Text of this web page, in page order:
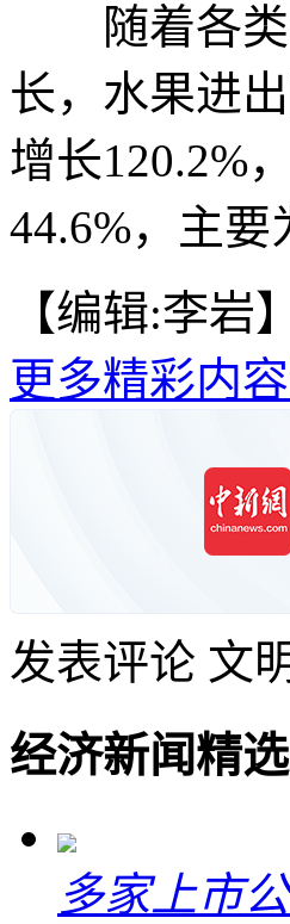
随着各类
长，水果进
增长120.2%
44.6%，主
【编辑:李岩】
更多精彩内
发表评论 文
经济新闻精选
多家上市